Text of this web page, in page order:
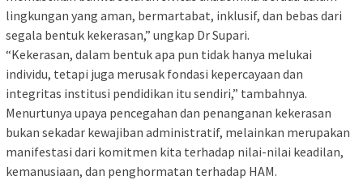
lingkungan yang aman, bermartabat, inklusif, dan bebas dari
segala bentuk kekerasan,” ungkap Dr Supari.
“Kekerasan, dalam bentuk apa pun tidak hanya melukai
individu, tetapi juga merusak fondasi kepercayaan dan
integritas institusi pendidikan itu sendiri,” tambahnya.
Menurtunya upaya pencegahan dan penanganan kekerasan
bukan sekadar kewajiban administratif, melainkan merupakan
manifestasi dari komitmen kita terhadap nilai-nilai keadilan,
kemanusiaan, dan penghormatan terhadap HAM.